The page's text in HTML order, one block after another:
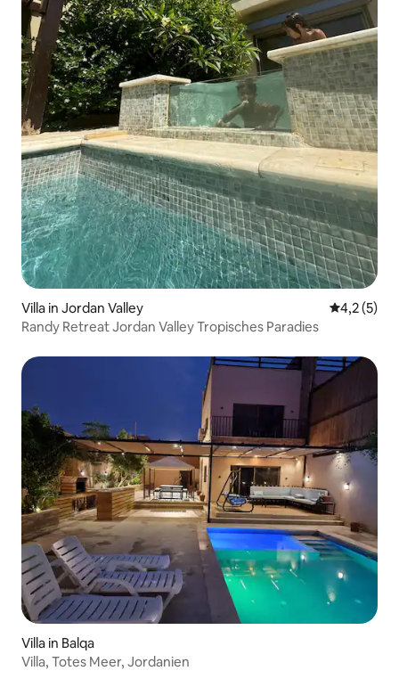
Villa in Jordan Valley
4,2 (5)
Randy Retreat Jordan Valley Tropisches Paradies
Villa in Balqa
Villa, Totes Meer, Jordanien